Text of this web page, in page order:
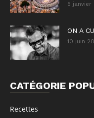
5 janvier
ON A
10 juin
CATÉGORIE
Recettes